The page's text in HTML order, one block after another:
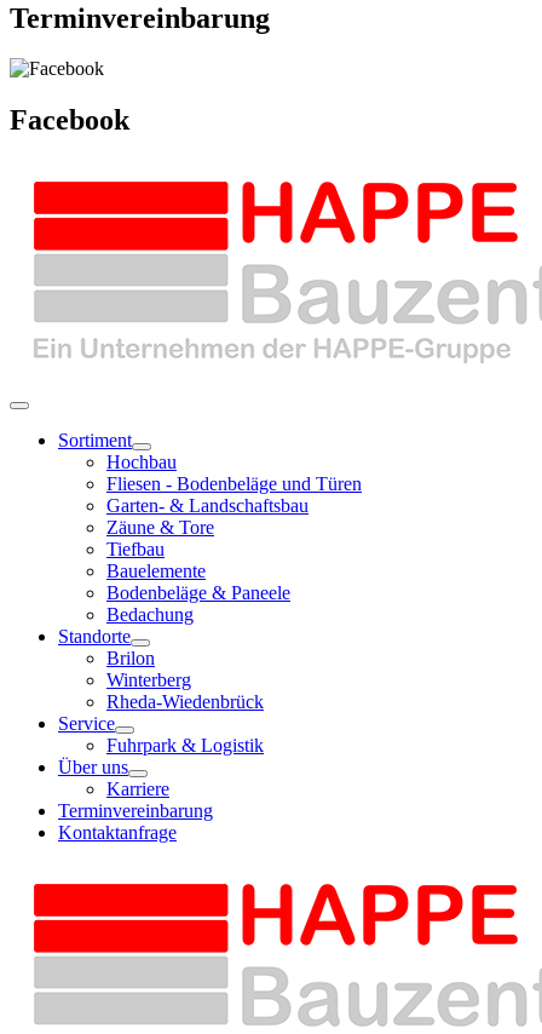
Terminvereinbarung
Facebook
Sortiment
Hochbau
Fliesen - Bodenbeläge und Türen
Garten- & Landschaftsbau
Zäune & Tore
Tiefbau
Bauelemente
Bodenbeläge & Paneele
Bedachung
Standorte
Brilon
Winterberg
Rheda-Wiedenbrück
Service
Fuhrpark & Logistik
Über uns
Karriere
Terminvereinbarung
Kontaktanfrage